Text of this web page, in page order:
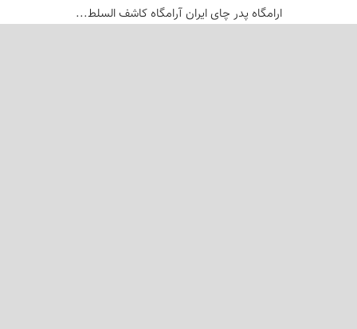
ارامگاه پدر چای ایران آرامگاه کاشف السلط...